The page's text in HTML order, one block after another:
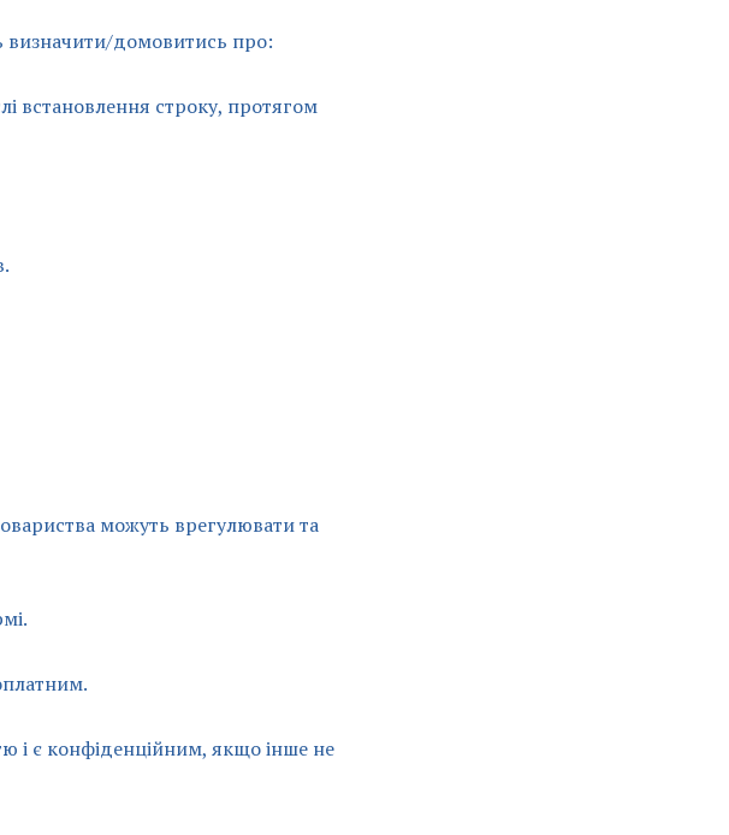
визначити/домовитись про:
встановлення строку, протягом
можуть врегулювати та
і є конфіденційним, якщо інше не